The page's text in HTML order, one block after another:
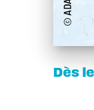
Dès